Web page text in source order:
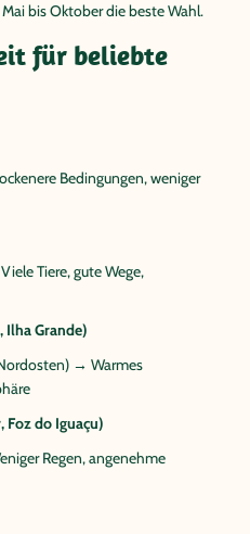
bis Oktober die beste Wahl.
für beliebte
Bedingungen, weniger
Tiere, gute Wege,
Ilha Grande)
→ Warmes
Foz do Iguaçu)
Regen, angenehme